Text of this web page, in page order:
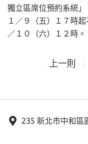
獨立區席位預約系統」
１／９（五）１７時
／１０（六）１２時。
上一則
235 新北市中和區